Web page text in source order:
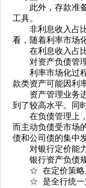
此外，存款准备
工具。
非利息收入占比
看，随着利率市场
在利息收入占比
对资产负债管理
利率市场化过程
款类资产可能因利
资产管理业务进
到了较高水平。同
在负债管理上，
而主动负债受市场
债和公司债的集中
对银行定价能
银行资产负债规
☆ 在定价策略上
☆ 是全行统一定